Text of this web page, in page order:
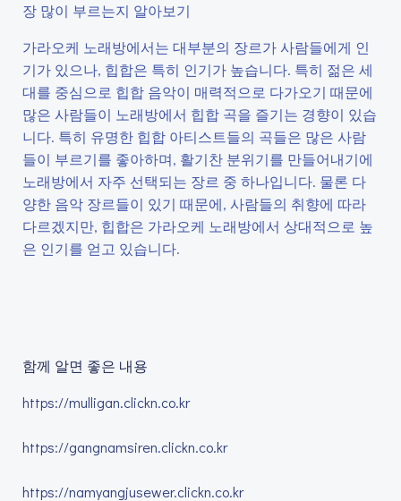
장 많이 부르는지 알아보기
가라오케 노래방에서는 대부분의 장르가 사람들에게 인
기가 있으나, 힙합은 특히 인기가 높습니다. 특히 젊은 세
대를 중심으로 힙합 음악이 매력적으로 다가오기 때문에
많은 사람들이 노래방에서 힙합 곡을 즐기는 경향이 있습
니다. 특히 유명한 힙합 아티스트들의 곡들은 많은 사람
들이 부르기를 좋아하며, 활기찬 분위기를 만들어내기에
노래방에서 자주 선택되는 장르 중 하나입니다. 물론 다
양한 음악 장르들이 있기 때문에, 사람들의 취향에 따라
다르겠지만, 힙합은 가라오케 노래방에서 상대적으로 높
은 인기를 얻고 있습니다.
함께 알면 좋은 내용
https://mulligan.clickn.co.kr
https://gangnamsiren.clickn.co.kr
https://namyangjusewer.clickn.co.kr